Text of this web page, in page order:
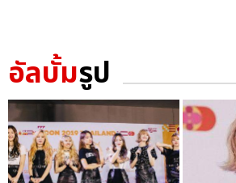
อัลบั้มรูป